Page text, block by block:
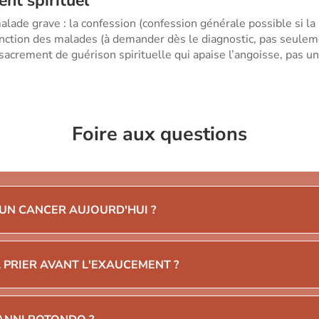
grave : la confession (confession générale possible si la
des malades (à demander dès le diagnostic, pas
de guérison spirituelle qui apaise l’angoisse, pas
Foire aux questions
CANCER AUJOURD'HUI ?
AVANT L'EXAUCEMENT ?